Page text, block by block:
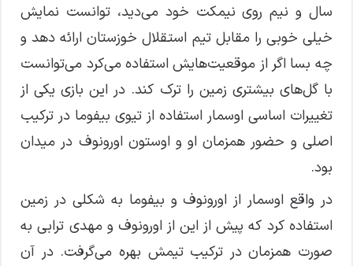
سال و نیم روی نیمکت خود می‌دید، توانست نمایش
خیلی خوبی را مقابل تیم استقلال خوزستان ارائه دهد و
چه بسا اگر از موقعیت‌هایش استفاده می‌کرد می‌توانست
با گل‌های بیشتری زمین را ترک کند. در این بازی یکی از
تغییرات اساسی اوسمار استفاده از تیوی بیفوما در ترکیب
اصلی و حضور همزمان او و اوستون اورونوف در میدان
بود.
در واقع اوسمار از اورونوف و بیفوما به شکلی در زمین
استفاده کرد که پیش از این از اورونوف و مهدی ترابی به
صورت همزمان در ترکیب تیمش بهره می‌گرفت. در آن